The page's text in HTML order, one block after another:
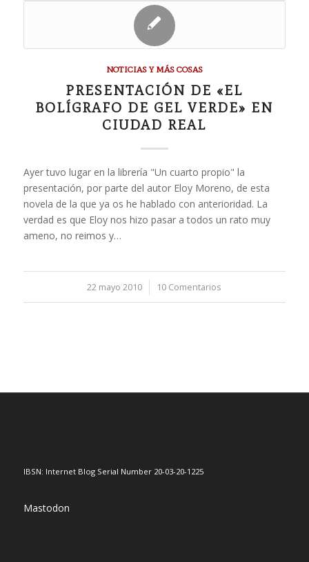
NOTICIAS Y MÁS COSAS
PRESENTACIÓN DE «EL
BOLÍGRAFO DE GEL VERDE» EN
CIUDAD REAL
Ayer tuvo lugar en la librería "Un cuarto propio" la
presentación, por parte del autor Eloy Moreno, de esta
novela de la que ya os he hablado con anterioridad. La
verdad es que Eloy nos hizo pasar a todos un rato muy
ameno, no reimos y…
22 mayo 2010
/ 10 Comentarios
IBSN: Internet Blog Serial Number 20-03-20-1225
Mastodon